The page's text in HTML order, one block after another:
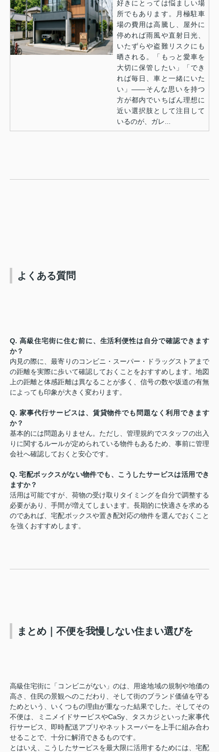
好きにとっては悩ましい場
所でもあります。月極駐車
場の費用は高騰し、屋外に
停めれば雨風や直射日光、
いたずらや盗難リスクにも
晒される。「もっと愛車を
大切に保管したい」「でき
れば毎日、車と一緒にいた
い」——そんな思いを持つ
方が都内でいちばん理想に
近い選択肢として注目して
いるのが、ガレ...
よくある質問
Q. 高級住宅街に住む前に、生活利便性は自分で確認できます
か？
内見の際に、最寄りのコンビニ・スーパー・ドラッグストアまで
の距離を実際に歩いて確認しておくことをおすすめします。地図
上の距離と体感距離は異なることが多く、信号の数や坂道の有無
によっても印象が大きく変わります。
Q. 家事代行サービスは、賃貸物件でも問題なく利用できます
か？
基本的には問題ありません。ただし、管理規約でスタッフの出入
りに関するルールが定められている物件もあるため、事前に管理
会社へ確認しておくと安心です。
Q. 宅配ボックスがない物件でも、こうしたサービスは活用でき
ますか？
活用は可能ですが、荷物の受け取りタイミングを自分で調整する
必要があり、手間が増えてしまいます。長期的に快適さを求める
のであれば、宅配ボックスや置き配対応の物件を選んでおくこと
を強くおすすめします。
まとめ｜不便を我慢しない住まい選びを
高級住宅街に「コンビニがない」のは、用途地域の規制や地価の
高さ、住民の景観へのこだわり、そして街のブランド価値を守る
ためという、いくつもの理由が重なった結果でした。そしてその
不便は、ミニメイドサービスやCaSy、タスカジといった家事代
行サービス、即時配送アプリやネットスーパーを上手に組み合わ
せることで、十分に解消できるものです。
とはいえ、こうしたサービスを最大限に活用するためには、宅配